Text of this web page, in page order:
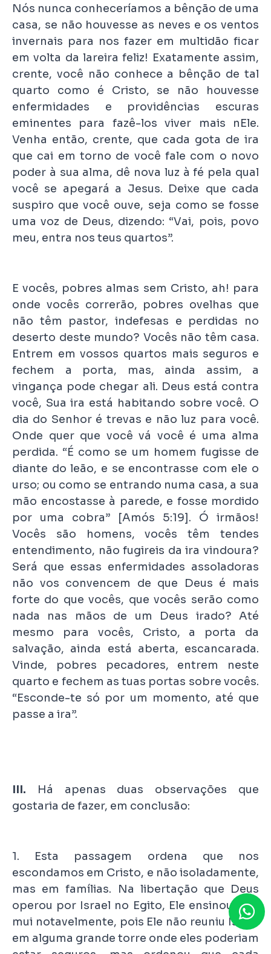
Nós nunca conheceríamos a bênção de uma
casa, se não houvesse as neves e os ventos
invernais para nos fazer em multidão ficar
em volta da lareira feliz! Exatamente assim,
crente, você não conhece a bênção de tal
quarto como é Cristo, se não houvesse
enfermidades e providências escuras
eminentes para fazê-los viver mais nEle.
Venha então, crente, que cada gota de ira
que cai em torno de você fale com o novo
poder à sua alma, dê nova luz à fé pela qual
você se apegará a Jesus. Deixe que cada
suspiro que você ouve, seja como se fosse
uma voz de Deus, dizendo: “Vai, pois, povo
meu, entra nos teus quartos”.
E vocês, pobres almas sem Cristo, ah! para
onde vocês correrão, pobres ovelhas que
não têm pastor, indefesas e perdidas no
deserto deste mundo? Vocês não têm casa.
Entrem em vossos quartos mais seguros e
fechem a porta, mas, ainda assim, a
vingança pode chegar ali. Deus está contra
você, Sua ira está habitando sobre você. O
dia do Senhor é trevas e não luz para você.
Onde quer que você vá você é uma alma
perdida. “É como se um homem fugisse de
diante do leão, e se encontrasse com ele o
urso; ou como se entrando numa casa, a sua
mão encostasse à parede, e fosse mordido
por uma cobra” [Amós 5:19]. Ó irmãos!
Vocês são homens, vocês têm tendes
entendimento, não fugireis da ira vindoura?
Será que essas enfermidades assoladoras
não vos convencem de que Deus é mais
forte do que vocês, que vocês serão como
nada nas mãos de um Deus irado? Até
mesmo para vocês, Cristo, a porta da
salvação, ainda está aberta, escancarada.
Vinde, pobres pecadores, entrem neste
quarto e fechem as tuas portas sobre vocês.
“Esconde-te só por um momento, até que
passe a ira”.
III. Há apenas duas observações que
gostaria de fazer, em conclusão:
1. Esta passagem ordena que nos
escondamos em Cristo, e não isoladamente,
mas em famílias. Na libertação que Deus
operou por Israel no Egito, Ele ensinou isso
mui notavelmente, pois Ele não reuniu Israel
em alguma grande torre onde eles poderiam